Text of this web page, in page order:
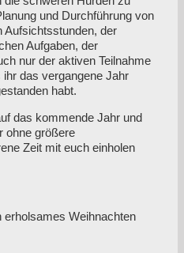
und Durchführung von
Aufsichtsstunden, der
Aufgaben, der
nur der aktiven Teilnahme
das vergangene Jahr
habt.
das kommende Jahr und
ohne größere
Zeit mit euch einholen
erholsames Weihnachten